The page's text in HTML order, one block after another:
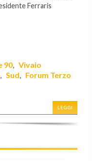
Ferraris
90,Vivaio
,Sud, Forum Terzo
LEGGI